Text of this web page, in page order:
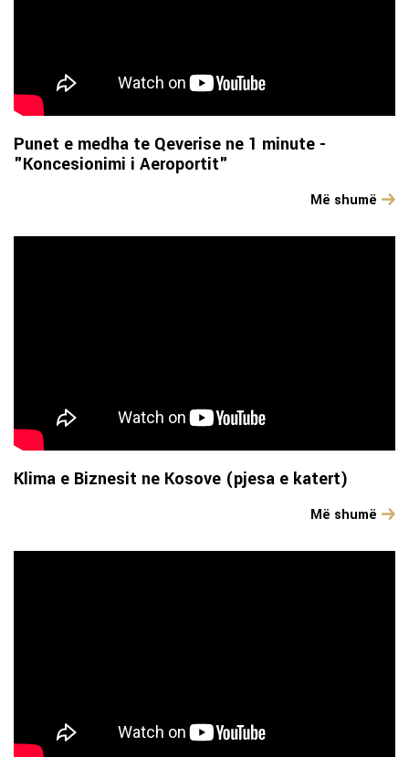
Punet e medha te Qeverise ne 1 minute -
"Koncesionimi i Aeroportit"
Më shumë
Klima e Biznesit ne Kosove (pjesa e katert)
Më shumë